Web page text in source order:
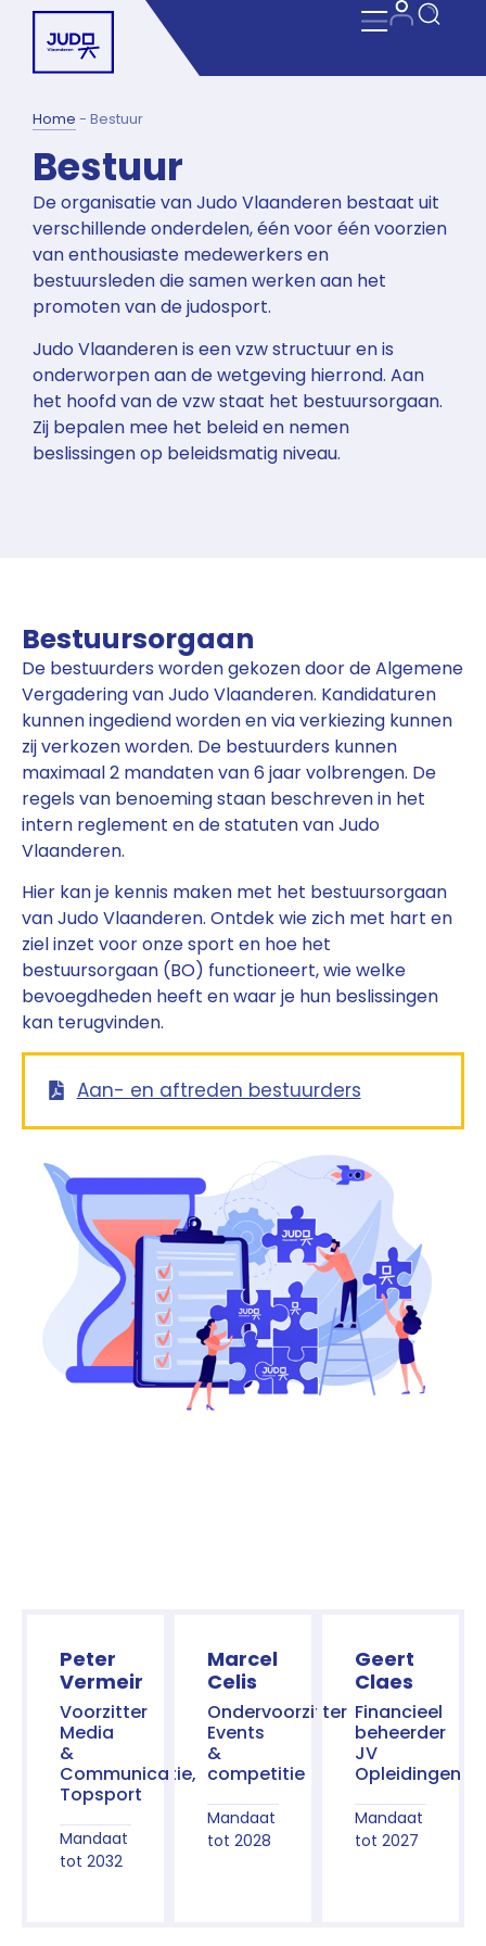
Home - Bestuur
Bestuur
De organisatie van Judo Vlaanderen bestaat uit
verschillende onderdelen, één voor één voorzien
van enthousiaste medewerkers en
bestuursleden die samen werken aan het
promoten van de judosport.
Judo Vlaanderen is een vzw structuur en is
onderworpen aan de wetgeving hierrond. Aan
het hoofd van de vzw staat het bestuursorgaan.
Zij bepalen mee het beleid en nemen
beslissingen op beleidsmatig niveau.
Bestuursorgaan
De bestuurders worden gekozen door de Algemene
Vergadering van Judo Vlaanderen. Kandidaturen
kunnen ingediend worden en via verkiezing kunnen
zij verkozen worden. De bestuurders kunnen
maximaal 2 mandaten van 6 jaar volbrengen. De
regels van benoeming staan beschreven in het
intern reglement en de statuten van Judo
Vlaanderen.
Hier kan je kennis maken met het bestuursorgaan
van Judo Vlaanderen. Ontdek wie zich met hart en
ziel inzet voor onze sport en hoe het
bestuursorgaan (BO) functioneert, wie welke
bevoegdheden heeft en waar je hun beslissingen
kan terugvinden.
Aan- en aftreden bestuurders
Peter
Vermeir
Voorzitter
Media
&
Communicatie,
Topsport
Mandaat
tot 2032
Marcel
Celis
Ondervoorzitter
Events
&
competitie
Mandaat
tot 2028
Geert
Claes
Financieel
beheerder
JV
Opleidingen
Mandaat
tot 2027